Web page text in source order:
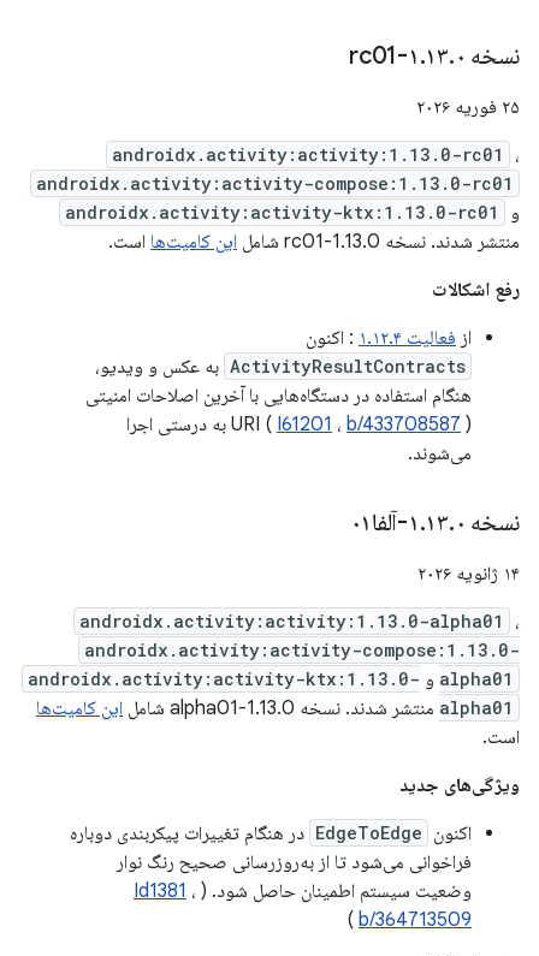
نسخه ۱ .۱۳.۰-rc01
۲۵ فوریه ۲۰۲۶
androidx.activity:activity:1.13.0-rc01 ،
androidx.activity:activity-compose:1.13.0-rc01
و androidx.activity:activity-ktx:1.13.0-rc01
منتشر شدند. نسخه 1.13.0-rc01 شامل این کامیت‌ها است.
رفع اشکالات
از فعالیت ۱.۱۲.۴ : اکنون
ActivityResultContracts به عکس و ویدیو،
هنگام استفاده در دستگاه‌هایی با آخرین اصلاحات امنیتی
URI ( I61201 ، b/433708587
) به درستی اجرا
می‌شوند.
نسخه ۱ .۱۳.۰-آلفا۰۱
۱۴ ژانویه ۲۰۲۶
androidx.activity:activity:1.13.0-alpha01 ،
androidx.activity:activity-compose:1.13.0-
alpha01 و androidx.activity:activity-ktx:1.13.0-
alpha01 منتشر شدند. نسخه 1.13.0-alpha01 شامل
این کامیت‌ها
است.
ویژگی‌های جدید
اکنون EdgeToEdge در هنگام تغییرات پیکربندی دوباره
فراخوانی می‌شود تا از به‌روزرسانی صحیح رنگ نوار
وضعیت سیستم اطمینان حاصل شود. (
Id1381 ،
b/364713509
)